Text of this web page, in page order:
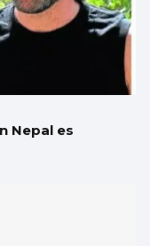
Nepal es